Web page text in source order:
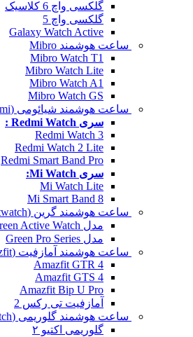
گلکسی واچ 6 کلاسیک
گلکسی واچ 5
Galaxy Watch Active
ساعت هوشمند Mibro
Mibro Watch T1
Mibro Watch Lite
Mibro Watch A1
Mibro Watch GS
ساعت هوشمند شیائومی (Xiaomi)
سری Redmi Watch :
Redmi Watch 3
Redmi Watch 2 Lite
Redmi Smart Band Pro
سری Mi Watch:
Mi Watch Lite
Mi Smart Band 8
ساعت هوشمند گرین (Green Smartwatch)
مدل Green Active Watch
مدل Green Pro Series
ساعت هوشمند آمازفیت (Amazfit)
Amazfit GTR 4
Amazfit GTS 4
Amazfit Bip U Pro
آمازفیت تی رکس 2
ساعت هوشمند گلوریمی (Glorimi Smartwatch)
گلوریمی اکتیو ۲